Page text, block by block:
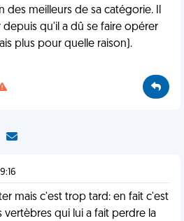
meilleurs de sa catégorie. Il
qu'il a dû se faire opérer
plus pour quelle raison).
mais c'est trop tard: en fait c'est
qui lui a fait perdre la